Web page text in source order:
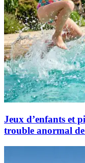
Jeux d’enfants et
trouble anormal